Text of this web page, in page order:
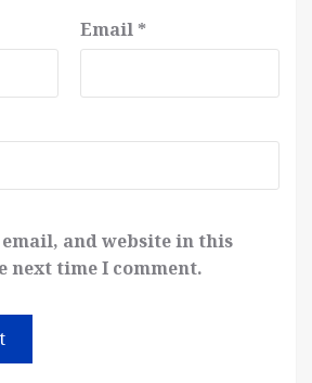
Email *
email, and website in this
next time I comment.